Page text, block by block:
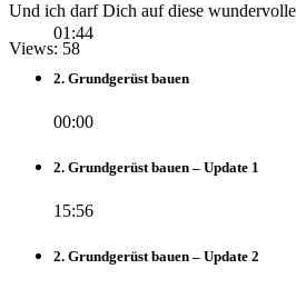
Und ich darf Dich auf diese
Views: 58
01:44
2. Grundgerüst bauen
00:00
2. Grundgerüst bauen – Update 1
15:56
2. Grundgerüst bauen – Update 2